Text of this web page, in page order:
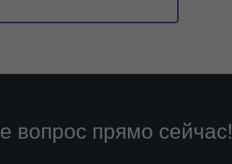
вопрос прямо сейчас!